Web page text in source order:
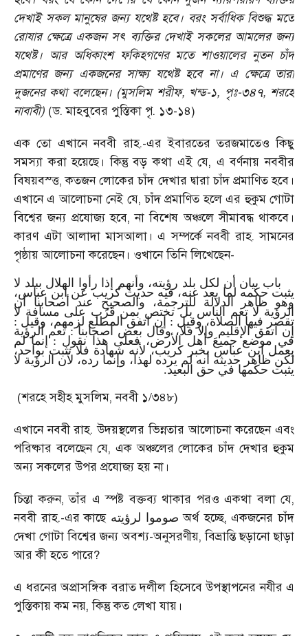
দেখাই সকল মানুষের জন্য যথেষ্ট হবে। বরং সর্বাধিক বিশুদ্ধ মতে
রোযার ক্ষেত্রে একজন সৎ ব্যক্তির দেখাই সকলের আমলের জন্য
যথেষ্ট। আর অধিকাংশ ফকিহগণের মতে শাওয়ালের নুতন চাঁদ
প্রমাণের জন্য একজনের সাক্ষ্য যথেষ্ট হবে না। এ ক্ষেত্রে তারা
দুজনের কথা বলেছেন। (মুসলিম শরীফ, খন্ড-১, পৃঃ-৩৪৭, শরহে
নাবাবী) (ড. মাহবুবের পুস্তিকা পৃ. ১৩-১৪)
এক তো এখানে নববী রাহ.-এর ইবারতের তরজমাতেও কিছু
সমস্যা করা হয়েছে। কিন্তু বড় কথা এই যে, এ বর্ণনায় নববীর
বিষয়বস্ত্ত, কতজন লোকের চাঁদ দেখার দ্বারা চাঁদ প্রমাণিত হবে।
এখানে এ আলোচনা নেই যে, চাঁদ প্রমাণিত হলে এর হুকুম গোটা
বিশ্বের জন্য প্রযোজ্য হবে, না বিশেষ অঞ্চলে সীমাবদ্ধ থাকবে।
কারণ এটা আলাদা মাসআলা। এ সম্পর্কে নববী রাহ. সামনের
পৃষ্ঠায় আলোচনা করেছেন। ওখানে তিনি লিখেছেন-
باب بيان أن لكل بلد رؤيته، وأنهم إذا رأوا الهلال ببلد لا
يثبت حكمه لما بعد عنه، فيه حديث كريب عن ابن عباس،
وهو ظاهر الدلالة للترجمة، والصحيح عند أصحابنا أن
الرؤية لا تعم الناس بل تختص بمن قَرُب على مسافة لا
تقصر فيها الصلاة، وقيل : إن اتفق المطلع لزمهم، وقيل :
إن اتفق الإقليم وإلا فلا، وقال بعض أصحابنا : تعم الرؤية
في موضع جميعَ أهل الأرض، فعلى هذا نقول : إنما لم
يعمل ابن عباس بخبر كريب، لأنه شهادة فلا تثبت بواحد،
لكن ظاهر حديثه أنه لم يرده لهذا، وإنما رده، لأن الرؤية لا
يثبت حكمها في حق البعيد.
(শরহে সহীহ মুসলিম, নববী ১/৩৪৮)
এখানে নববী রাহ. উদয়স্থলের ভিন্নতার আলোচনা করেছেন এবং
পরিষ্কার বলেছেন যে, এক অঞ্চলের লোকের চাঁদ দেখার হুকুম
অন্য সকলের উপর প্রযোজ্য হয় না।
চিন্তা করুন, তাঁর এ স্পষ্ট বক্তব্য থাকার পরও একথা বলা যে,
নববী রাহ.-এর কাছে صوموا لرؤيته অর্থ হচ্ছে, একজনের চাঁদ
দেখা গোটা বিশ্বের জন্য অবশ্য-অনুসরণীয়, বিভ্রান্তি ছড়ানো ছাড়া
আর কী হতে পারে?
এ ধরনের অপ্রাসঙ্গিক বরাত দলীল হিসেবে উপস্থাপনের নযীর এ
পুস্তিকায় কম নয়, কিন্তু কত লেখা যায়।